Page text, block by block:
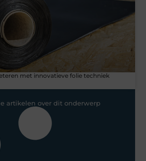
met innovatieve folie techniek
artikelen over dit onderwerp